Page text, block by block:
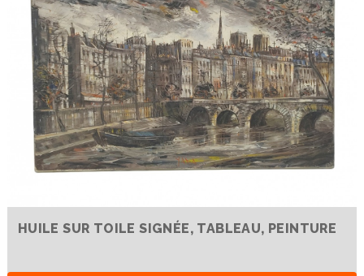
HUILE SUR TOILE SIGNÉE, TABLEAU, PEINTURE